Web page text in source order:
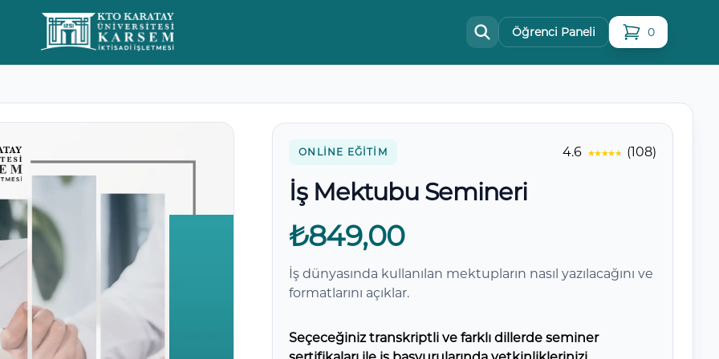
Öğrenci Paneli 0
sepetteki
Yorumlar
ONLINE EĞITIM 4.6 (108)
İş Mektubu Semineri
₺849,00
İş dünyasında kullanılan mektupların nasıl yazılacağını ve
formatlarını açıklar.
Seçeceğiniz transkriptli ve farklı dillerde seminer